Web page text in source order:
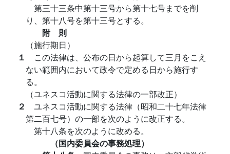
第三十三条中第十三号から第十七号までを削
り、第十八号を第十三号とする。
附 則
（施行期日）
１ この法律は、公布の日から起算して三月をこえ
ない範囲内において政令で定める日から施行す
る。
（ユネスコ活動に関する法律の一部改正）
２ ユネスコ活動に関する法律（昭和二十七年法律
第二百七号）の一部を次のように改正する。
第十八条を次のように改める。
（国内委員会の事務処理）